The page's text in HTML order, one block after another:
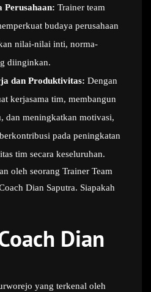
Perusahaan: Trainer team
budaya perusahaan
nilai-nilai inti, norma-
diinginkan.
dan Produktivitas: Dengan
kerjasama tim, membangun
dan meningkatkan motivasi,
pada peningkatan
tim secara keseluruhan.
oleh seorang Trainer Team
Dian Saputra. Siapakah
Dian
yang terkenal oleh